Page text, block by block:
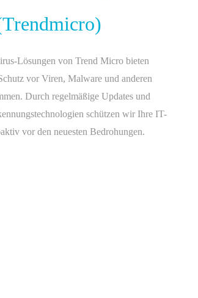
Lösungen von Trend Micro bieten
vor Viren, Malware und anderen
Durch regelmäßige Updates und
schützen wir Ihre IT-
vor den neuesten Bedrohungen.